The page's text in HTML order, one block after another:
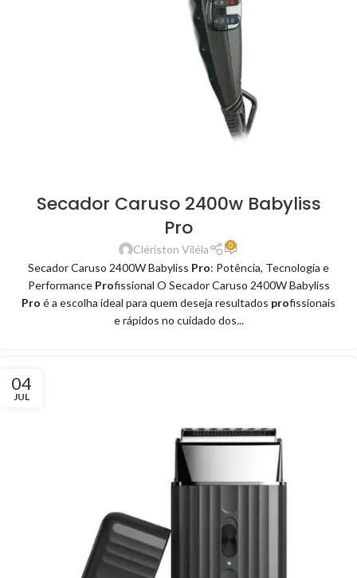
Secador Caruso 2400w Babyliss
Pro
Clériston Viléla 0
Secador Caruso 2400W Babyliss Pro: Potência, Tecnologia e
Performance Profissional O Secador Caruso 2400W Babyliss
Pro é a escolha ideal para quem deseja resultados profissionais
e rápidos no cuidado dos...
04
JUL